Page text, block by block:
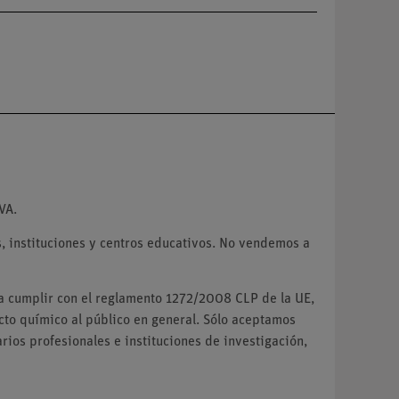
instituciones y centros educativos. No vendemos a
cumplir con el reglamento 1272/2008 CLP de la UE,
químico al público en general. Sólo aceptamos
profesionales e instituciones de investigación,